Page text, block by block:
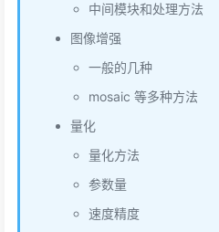
中间模块和处理方法
图像增强
一般的几种
mosaic 等多种方法
量化
量化方法
参数量
速度精度